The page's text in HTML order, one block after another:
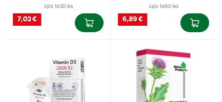
cps 1x30 ks
7,02 €
cps 1x60 ks
6,89 €